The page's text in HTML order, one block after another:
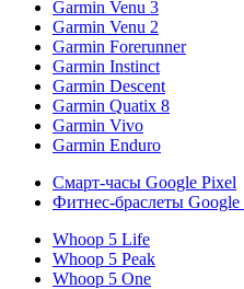
Garmin Venu 3
Garmin Venu 2
Garmin Forerunner
Garmin Instinct
Garmin Descent
Garmin Quatix 8
Garmin Vivo
Garmin Enduro
Смарт-часы Google Pixel
Фитнес-браслеты Google
Whoop 5 Life
Whoop 5 Peak
Whoop 5 One